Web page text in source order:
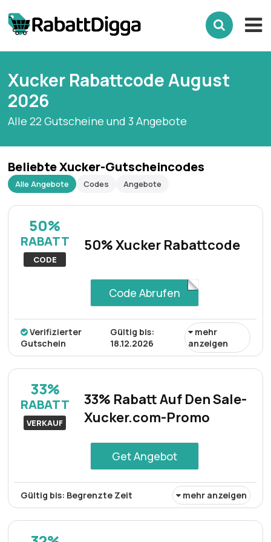
Xucker Rabattcode August
2026
Alle 22 Gutscheine und 3 Angebote
Beliebte Xucker-Gutscheincodes
Alle Angebote Codes Angebote
50%
RABATT
CODE
50% Xucker Rabattcode
Code Abrufen
Verifizierter
Gutschein
Gültig bis:
18.12.2026
mehr
anzeigen
Gönnen Sie sich Ihre Lieblingsleckereien und sparen Sie
gleichzeitig viel mit diesem unglaublichen Angebot!
33%
RABATT
VERKAUF
33% Rabatt Auf Den Sale-
Xucker.com-Promo
Get Angebot
Gültig bis: Begrenzte Zeit mehr anzeigen